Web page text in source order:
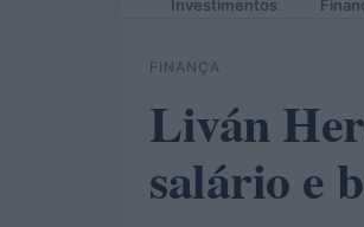
Investimentos
FINANÇA
Liván
salário e